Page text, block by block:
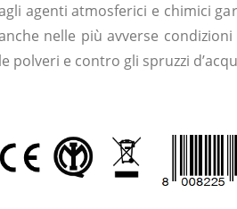
agenti atmosferici e chimici
nelle più avverse
le polveri e contro gli spruzzi